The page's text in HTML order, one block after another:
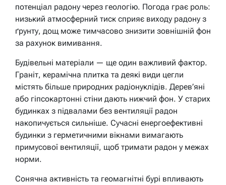
потенціал радону через геологію. Погода грає роль:
низький атмосферний тиск сприяє виходу радону з
ґрунту, дощ може тимчасово знизити зовнішній фон
за рахунок вимивання.
Будівельні матеріали — ще один важливий фактор.
Граніт, керамічна плитка та деякі види цегли
містять більше природних радіонуклідів. Дерев’яні
або гіпсокартонні стіни дають нижчий фон. У старих
будинках з підвалами без вентиляції радон
накопичується сильніше. Сучасні енергоефективні
будинки з герметичними вікнами вимагають
примусової вентиляції, щоб тримати радон у межах
норми.
Сонячна активність та геомагнітні бурі впливають